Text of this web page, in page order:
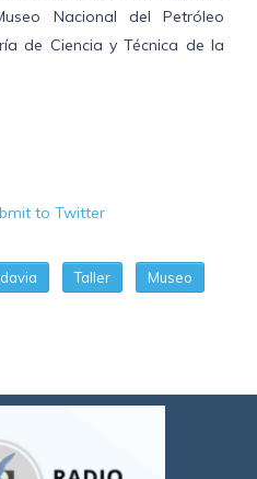
Nacional del Petróleo
de Ciencia y Técnica de la
Taller Museo